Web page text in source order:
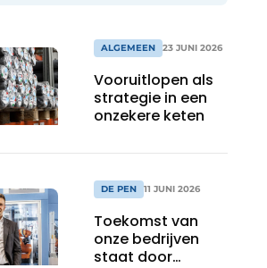
ALGEMEEN 23 JUNI 2026
Vooruitlopen als
strategie in een
onzekere keten
DE PEN 11 JUNI 2026
Toekomst van
onze bedrijven
staat door